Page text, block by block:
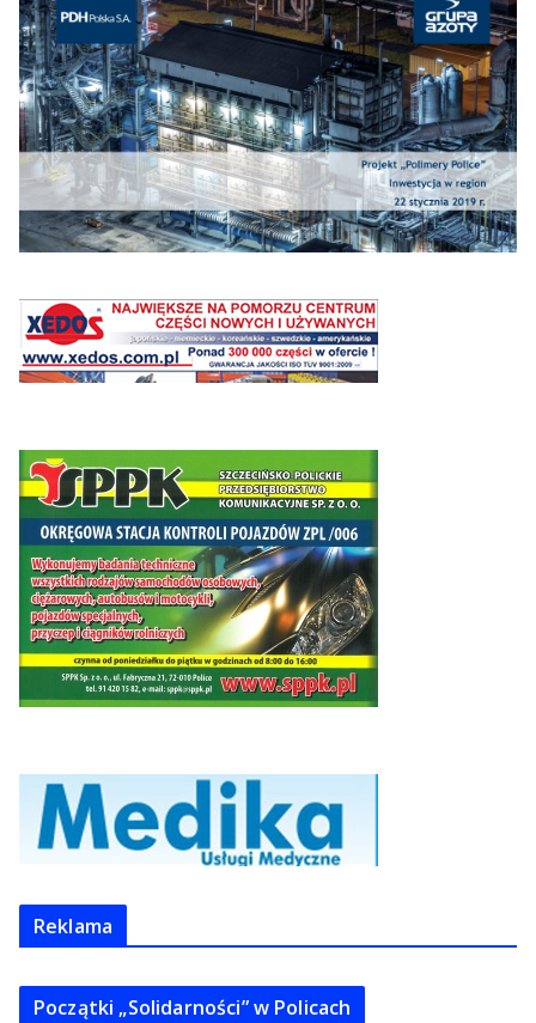
Reklama
Początki „Solidarności” w Policach